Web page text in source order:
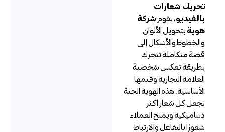
تحريك شعارات
بالفيديو، تقومشركة
بتحويل الألوان
والخطوط والأشكال إلى
قصة متكاملة تتحرك
بطريقة تعكس شخصية
العلامة التجارية وقيمها
الأساسية. هذه الهوية الحية
تجعل كل شعار أكثر
ديناميكية ويمنح العملاء
شعورًا بالتفاعل والارتباط